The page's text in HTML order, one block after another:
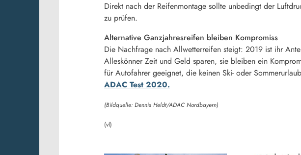
Direkt nach der Reifenmontage sollte unbedingt der
zu prüfen.
Alternative Ganzjahresreifen bleiben Kompromiss
Die Nachfrage nach Allwetterreifen steigt: 2019 ist ihr
Alleskönner Zeit und Geld sparen, sie bleiben ein
für Autofahrer geeignet, die keinen Ski- oder
ADAC Test 2020.
(Bildquelle: Dennis Heldt/ADAC Nordbayern)
(vl)